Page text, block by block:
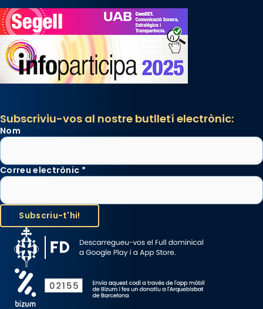
Subscriviu-vos al nostre butlletí electrònic:
Nom
Correu electrònic *